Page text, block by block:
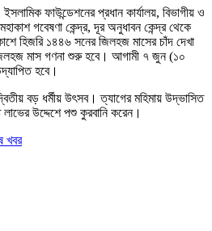
ফাউন্ডেশনের প্রধান কার্যালয়, বিভাগীয় ও
গবেষণা কেন্দ্র, দূর অনুধাবন কেন্দ্র থেকে
হিজরি ১৪৪৬ সনের জিলহজ মাসের চাঁদ দেখা
মাস গণনা শুরু হবে। আগামী ৭ জুন (১০
হবে।
বড় ধর্মীয় উৎসব। ত্যাগের মহিমায় উদ্ভাসিত
উদ্দেশে পশু কুরবানি করেন।
খবর